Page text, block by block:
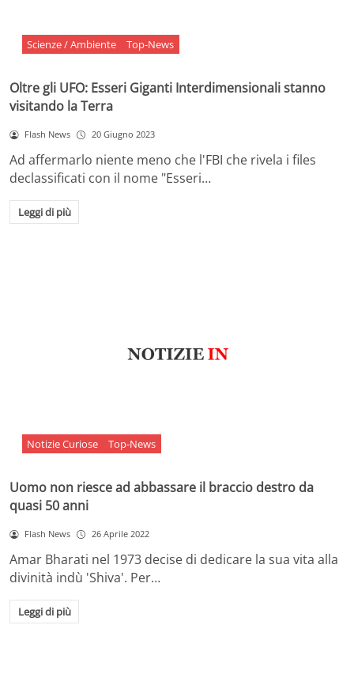
Scienze / Ambiente Top-News
Oltre gli UFO: Esseri Giganti Interdimensionali stanno
visitando la Terra
Flash News 20 Giugno 2023
Ad affermarlo niente meno che l'FBI che rivela i files
declassificati con il nome "Esseri…
Leggi di più
Notizie Curiose Top-News
Uomo non riesce ad abbassare il braccio destro da
quasi 50 anni
Flash News 26 Aprile 2022
Amar Bharati nel 1973 decise di dedicare la sua vita alla
divinità indù 'Shiva'. Per…
Leggi di più